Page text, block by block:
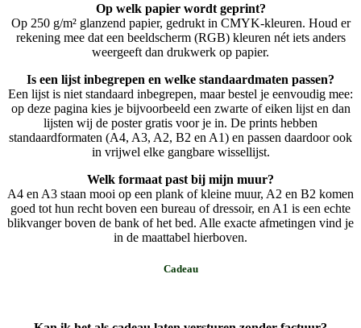
Op welk papier wordt geprint?
Op 250 g/m² glanzend papier, gedrukt in CMYK-kleuren. Houd er
rekening mee dat een beeldscherm (RGB) kleuren nét iets anders
weergeeft dan drukwerk op papier.
Is een lijst inbegrepen en welke standaardmaten passen?
Een lijst is niet standaard inbegrepen, maar bestel je eenvoudig mee:
op deze pagina kies je bijvoorbeeld een zwarte of eiken lijst en dan
lijsten wij de poster gratis voor je in. De prints hebben
standaardformaten (A4, A3, A2, B2 en A1) en passen daardoor ook
in vrijwel elke gangbare wissellijst.
Welk formaat past bij mijn muur?
A4 en A3 staan mooi op een plank of kleine muur, A2 en B2 komen
goed tot hun recht boven een bureau of dressoir, en A1 is een echte
blikvanger boven de bank of het bed. Alle exacte afmetingen vind je
in de maattabel hierboven.
Cadeau